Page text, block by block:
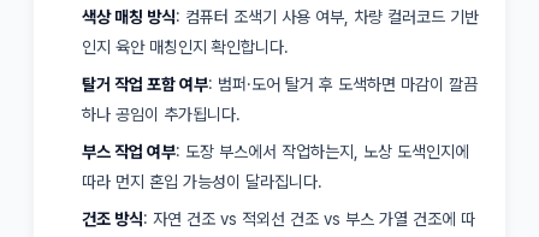
색상 매칭 방식: 컴퓨터 조색기 사용 여부, 차량 컬러코드 기반
인지 육안 매칭인지 확인합니다.
탈거 작업 포함 여부: 범퍼·도어 탈거 후 도색하면 마감이 깔끔
하나 공임이 추가됩니다.
부스 작업 여부: 도장 부스에서 작업하는지, 노상 도색인지에
따라 먼지 혼입 가능성이 달라집니다.
건조 방식: 자연 건조 vs 적외선 건조 vs 부스 가열 건조에 따